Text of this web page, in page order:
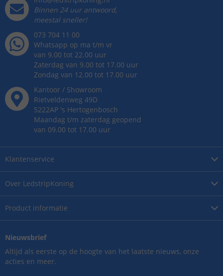
Over LedstripKoning
Product informatie
Klantenservice
Binnen 24 uur antwoord,
meestal sneller!
073 704 11 00
Whatsapp op ma t/m vr
van 9.00 tot 22.00 uur
Zaterdag van 9.00 tot 17.00 uur
Zondag van 12.00 tot 17.00 uur
Kantoor / Showroom
Rietveldenweg 49D
5222AP 's Hertogenbosch
Maandag t/m zaterdag geopend
van 09.00 tot 17.00 uur
Nieuwsbrief
Altijd als eerste op de hoogte van het laatste nieuws, onze
acties en meer.